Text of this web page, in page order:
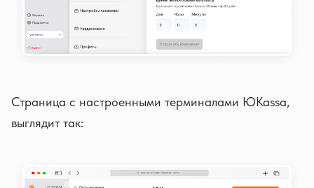
Страница с настроенными терминалами ЮKassa,
выглядит так: